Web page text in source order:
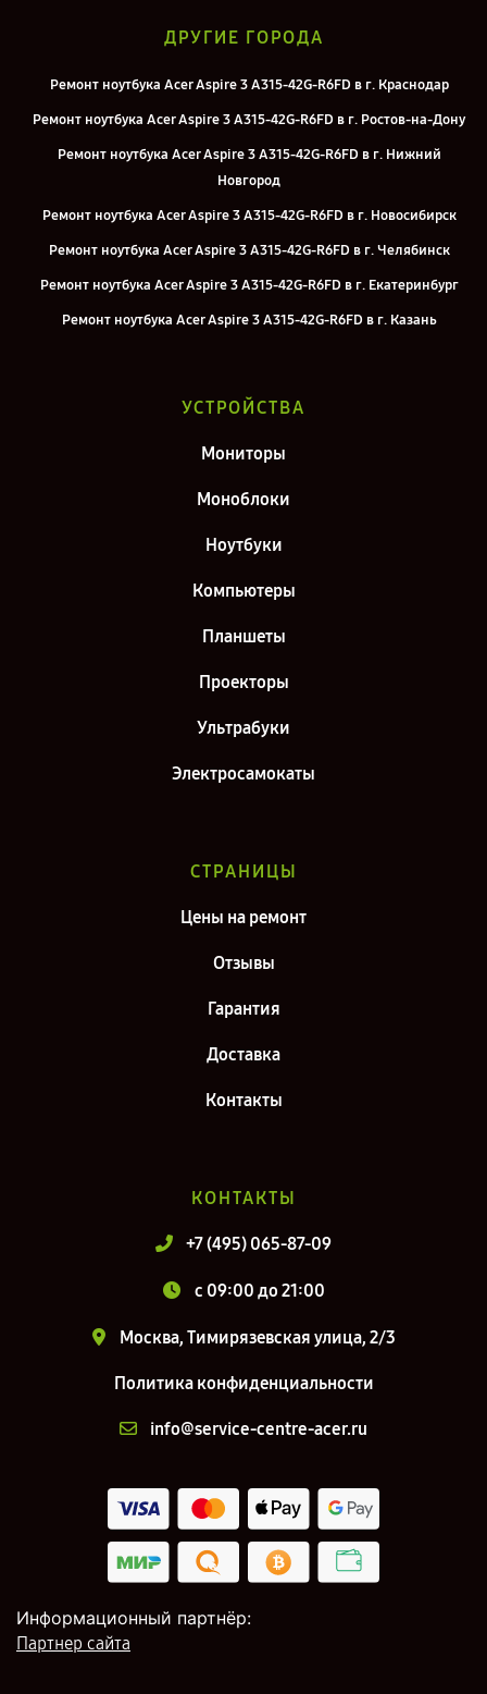
ДРУГИЕ ГОРОДА
Ремонт ноутбука Acer Aspire 3 A315-42G-R6FD в г. Краснодар
Ремонт ноутбука Acer Aspire 3 A315-42G-R6FD в г. Ростов-на-Дону
Ремонт ноутбука Acer Aspire 3 A315-42G-R6FD в г. Нижний
Новгород
Ремонт ноутбука Acer Aspire 3 A315-42G-R6FD в г. Новосибирск
Ремонт ноутбука Acer Aspire 3 A315-42G-R6FD в г. Челябинск
Ремонт ноутбука Acer Aspire 3 A315-42G-R6FD в г. Екатеринбург
Ремонт ноутбука Acer Aspire 3 A315-42G-R6FD в г. Казань
УСТРОЙСТВА
Мониторы
Моноблоки
Ноутбуки
Компьютеры
Планшеты
Проекторы
Ультрабуки
Электросамокаты
СТРАНИЦЫ
Цены на ремонт
Отзывы
Гарантия
Доставка
Контакты
КОНТАКТЫ
+7 (495) 065-87-09
c 09:00 до 21:00
Москва, Тимирязевская улица, 2/3
Политика конфиденциальности
info@service-centre-acer.ru
Информационный партнёр:
Партнер сайта